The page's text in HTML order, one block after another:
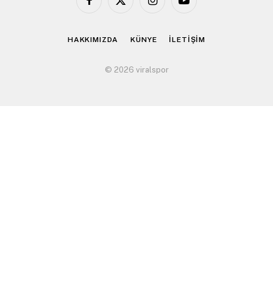
Facebook
X
InstagramYouTube
HAKKIMIZDA KÜNYE İLETİŞİM
© 2026 viralspor